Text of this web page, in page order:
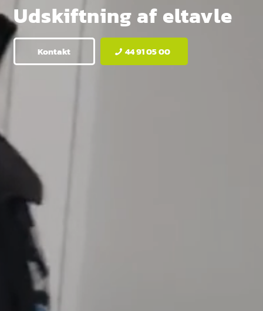
Udskiftning af eltavle
Kontakt 44 91 05 00